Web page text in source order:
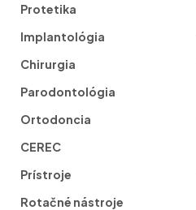
Protetika
Implantológia
Chirurgia
Parodontológia
Ortodoncia
CEREC
Prístroje
Rotačné nástroje